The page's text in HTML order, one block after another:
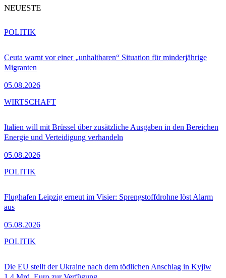
NEUESTE
Ceuta warnt vor einer „unhaltbaren“ Situation für minderjährige
Migranten
05.08.2026
POLITIK
Italien will mit Brüssel über zusätzliche Ausgaben in den Bereichen
Energie und Verteidigung verhandeln
05.08.2026
WIRTSCHAFT
Flughafen Leipzig erneut im Visier: Sprengstoffdrohne löst Alarm
aus
05.08.2026
POLITIK
Die EU stellt der Ukraine nach dem tödlichen Anschlag in Kyjiw
POLITIK